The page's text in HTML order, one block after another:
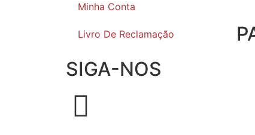
Minha Conta
Livro De Reclamação
SIGA-NOS